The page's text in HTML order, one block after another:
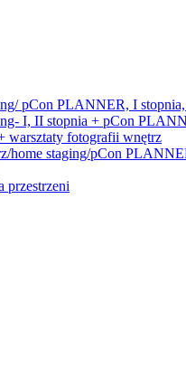
pCon PLANNER, I
I, II stopnia + pCon
warsztaty fotografii wnętrz
home staging/pCon
przestrzeni